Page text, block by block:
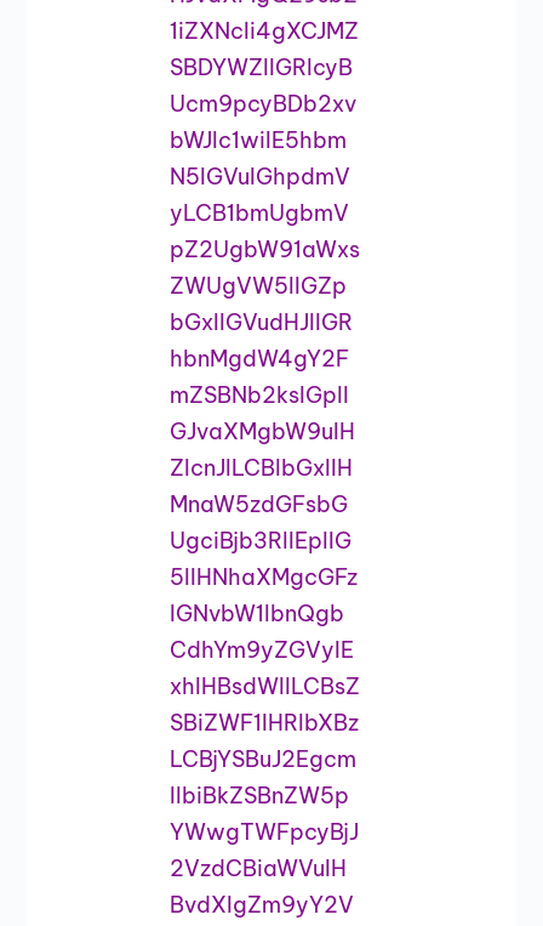
1iZXNcIi4gXCJMZ
SBDYWZlIGRlcyB
Ucm9pcyBDb2xv
bWJlc1wiIE5hbm
N5IGVuIGhpdmV
yLCB1bmUgbmV
pZ2UgbW91aWxs
ZWUgVW5lIGZp
bGxlIGVudHJlIGR
hbnMgdW4gY2F
mZSBNb2ksIGplI
GJvaXMgbW9uIH
ZlcnJlLCBlbGxlIH
MnaW5zdGFsbG
UgciBjb3RlIEplIG
5lIHNhaXMgcGFz
IGNvbW1lbnQgb
CdhYm9yZGVyIE
xhIHBsdWllLCBsZ
SBiZWF1IHRlbXBz
LCBjYSBuJ2Egcm
llbiBkZSBnZW5p
YWwgTWFpcyBjJ
2VzdCBiaWVuIH
BvdXIgZm9yY2V